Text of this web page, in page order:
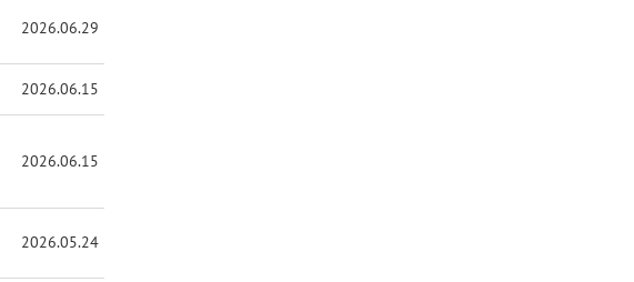
2026.06.29
2026.06.15
2026.06.15
2026.05.24